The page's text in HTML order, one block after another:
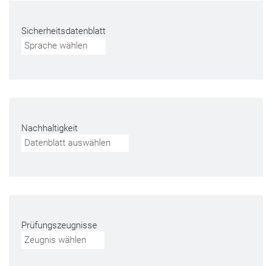
Sicherheitsdatenblatt
Sprache wählen
Nachhaltigkeit
Datenblatt auswählen
Prüfungszeugnisse
Zeugnis wählen